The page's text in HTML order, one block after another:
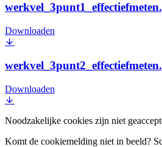
Downloaden
Downloaden
Noodzakelijke cookies zijn niet
Komt de cookiemelding niet in beeld?